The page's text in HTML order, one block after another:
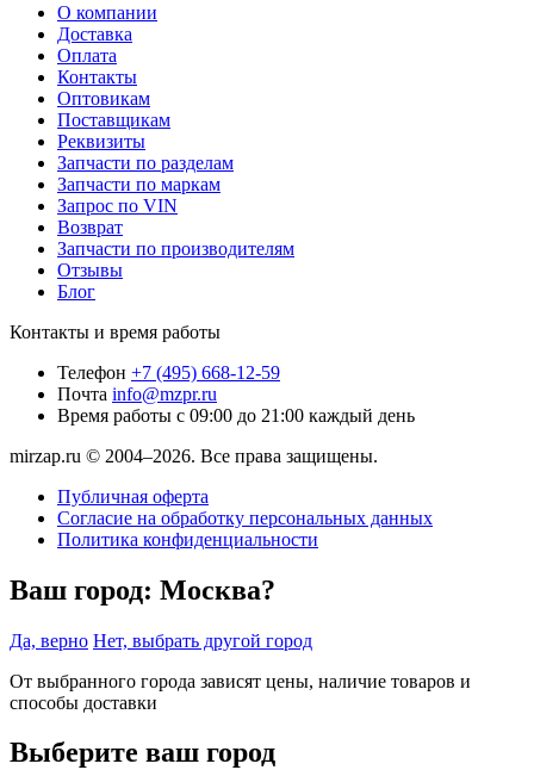
О компании
Доставка
Оплата
Контакты
Оптовикам
Поставщикам
Реквизиты
Запчасти по разделам
Запчасти по маркам
Запрос по VIN
Возврат
Запчасти по производителям
Отзывы
Блог
Контакты и время работы
Телефон +7 (495) 668-12-59
Почта info@mzpr.ru
Время работы с 09:00 до 21:00 каждый день
mirzap.ru © 2004–2026. Все права защищены.
Публичная оферта
Согласие на обработку персональных данных
Политика конфиденциальности
Ваш город: Москва?
Да, верно Нет, выбрать другой город
От выбранного города зависят цены, наличие товаров и
способы доставки
Выберите ваш город